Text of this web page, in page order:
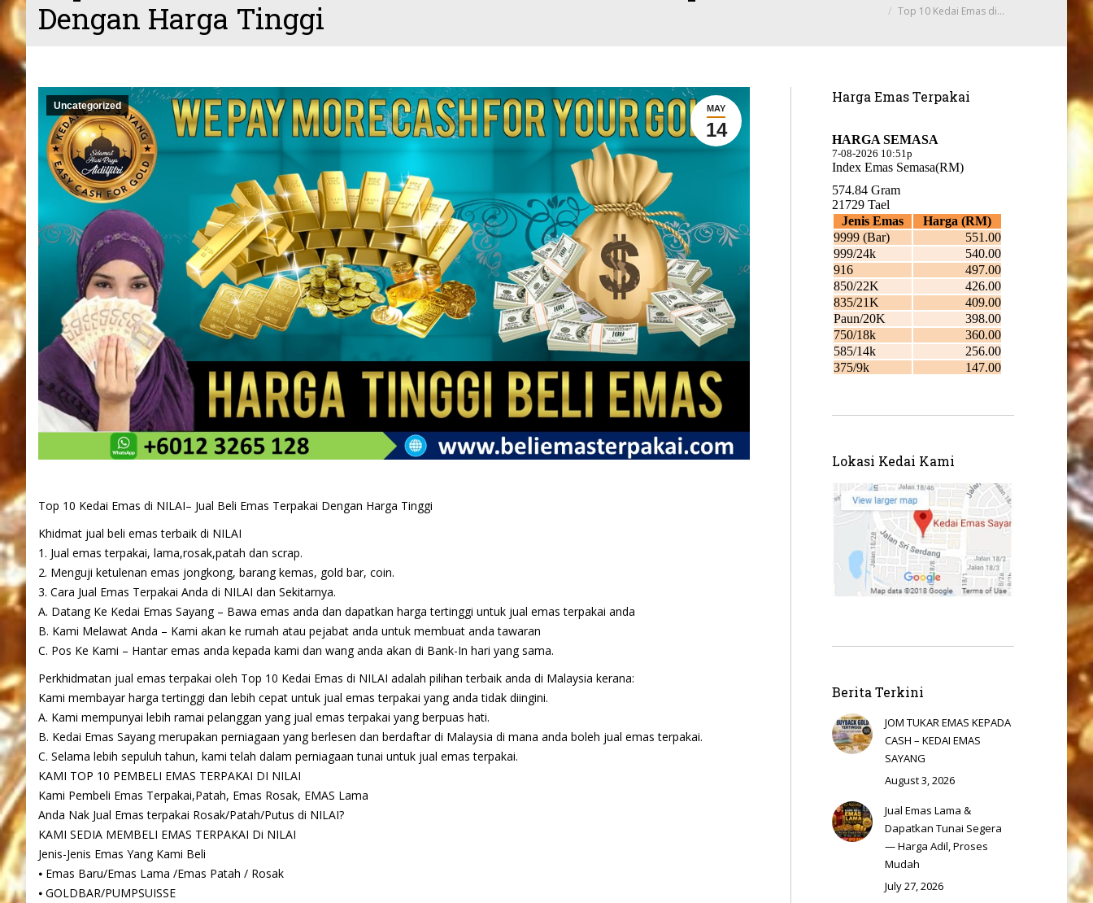
Dengan Harga Tinggi
Top 10 Kedai Emas di…
MAY
14
Uncategorized
Top 10 Kedai Emas di NILAI– Jual Beli Emas Terpakai Dengan Harga Tinggi
Khidmat jual beli emas terbaik di NILAI
1. Jual emas terpakai, lama,rosak,patah dan scrap.
2. Menguji ketulenan emas jongkong, barang kemas, gold bar, coin.
3. Cara Jual Emas Terpakai Anda di NILAI dan Sekitarnya.
A. Datang Ke Kedai Emas Sayang – Bawa emas anda dan dapatkan harga tertinggi untuk jual emas terpakai anda
B. Kami Melawat Anda – Kami akan ke rumah atau pejabat anda untuk membuat anda tawaran
C. Pos Ke Kami – Hantar emas anda kepada kami dan wang anda akan di Bank-In hari yang sama.
Perkhidmatan jual emas terpakai oleh Top 10 Kedai Emas di NILAI adalah pilihan terbaik anda di Malaysia kerana:
Kami membayar harga tertinggi dan lebih cepat untuk jual emas terpakai yang anda tidak diingini.
A. Kami mempunyai lebih ramai pelanggan yang jual emas terpakai yang berpuas hati.
B. Kedai Emas Sayang merupakan perniagaan yang berlesen dan berdaftar di Malaysia di mana anda boleh jual emas terpakai.
C. Selama lebih sepuluh tahun, kami telah dalam perniagaan tunai untuk jual emas terpakai.
KAMI TOP 10 PEMBELI EMAS TERPAKAI DI NILAI
Kami Pembeli Emas Terpakai,Patah, Emas Rosak, EMAS Lama
Anda Nak Jual Emas terpakai Rosak/Patah/Putus di NILAI?
KAMI SEDIA MEMBELI EMAS TERPAKAI Di NILAI
Jenis-Jenis Emas Yang Kami Beli
⦁ Emas Baru/Emas Lama /Emas Patah / Rosak
⦁ GOLDBAR/PUMPSUISSE
Harga Emas Terpakai
Lokasi Kedai Kami
Berita Terkini
JOM TUKAR EMAS KEPADA
CASH – KEDAI EMAS
SAYANG
August 3, 2026
Jual Emas Lama &
Dapatkan Tunai Segera
— Harga Adil, Proses
Mudah
July 27, 2026